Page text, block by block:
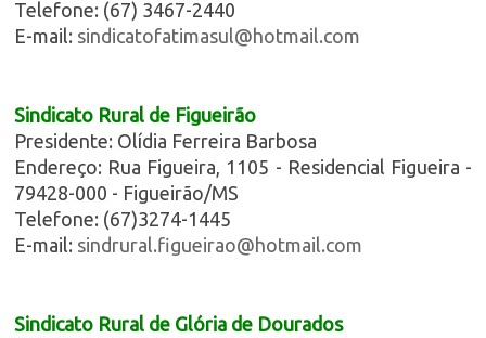
Telefone: (67) 3467-2440
E-mail: sindicatofatimasul@hotmail.com
Sindicato Rural de Figueirão
Presidente: Olídia Ferreira Barbosa
Endereço: Rua Figueira, 1105 - Residencial Figueira -
79428-000 - Figueirão/MS
Telefone: (67)3274-1445
E-mail: sindrural.figueirao@hotmail.com
Sindicato Rural de Glória de Dourados